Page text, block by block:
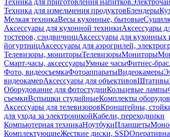
Техника для приготовления напитков
Техника для измельчения продуктовБлендеры
Мелкая техникаВесы кухонные, бытовые
Аксессуары для кухонной техникиАксессуары
тостеров, сэндвичницАксессуары для кухонных
йогуртницАксессуары для аэрогрилей,
Телевизоры, мониторыТелевизорыМониторы
Смарт-часы, аксессуарыУмные часыФитнес-
Фото, видеосъемкаФотоаппаратыВидеокамеры
видеокамерАксессуары для объективовШтативы
Оборудование для фотостудииКольцевые лампы
съемкиВспышки студийныеКомплекты
Аксессуары для телевизоровКронштейны,
для ухода за электроникойКабели, переходники
Компьютерная техникаНоутбукиПланшеты
КомплектующиеЖесткие диски, SSD